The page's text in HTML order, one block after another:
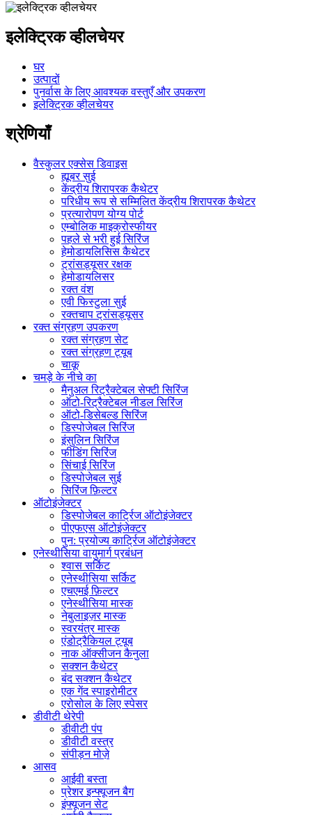
इलेक्ट्रिक व्हीलचेयर
घर
उत्पादों
पुनर्वास के लिए आवश्यक वस्तुएँ और उपकरण
इलेक्ट्रिक व्हीलचेयर
श्रेणियाँ
वैस्कुलर एक्सेस डिवाइस
ह्यूबर सुई
केंद्रीय शिरापरक कैथेटर
परिधीय रूप से सम्मिलित केंद्रीय शिरापरक कैथेटर
प्रत्यारोपण योग्य पोर्ट
एम्बोलिक माइक्रोस्फीयर
पहले से भरी हुई सिरिंज
हेमोडायलिसिस कैथेटर
ट्रांसड्यूसर रक्षक
हेमोडायलिसर
रक्त वंश
एवी फिस्टुला सुई
रक्तचाप ट्रांसड्यूसर
रक्त संग्रहण उपकरण
रक्त संग्रहण सेट
रक्त संग्रहण ट्यूब
चाकू
चमड़े के नीचे का
मैनुअल रिट्रैक्टेबल सेफ्टी सिरिंज
ऑटो-रिट्रैक्टेबल नीडल सिरिंज
ऑटो-डिसेबल्ड सिरिंज
डिस्पोजेबल सिरिंज
इंसुलिन सिरिंज
फीडिंग सिरिंज
सिंचाई सिरिंज
डिस्पोजेबल सुई
सिरिंज फ़िल्टर
ऑटोइंजेक्टर
डिस्पोजेबल कार्ट्रिज ऑटोइंजेक्टर
पीएफएस ऑटोइंजेक्टर
पुन: प्रयोज्य कार्ट्रिज ऑटोइंजेक्टर
एनेस्थीसिया वायुमार्ग प्रबंधन
श्वास सर्किट
एनेस्थीसिया सर्किट
एचएमई फ़िल्टर
एनेस्थीसिया मास्क
नेबुलाइज़र मास्क
स्वरयंत्र मास्क
एंडोट्रैकियल ट्यूब
नाक ऑक्सीजन कैनुला
सक्शन कैथेटर
बंद सक्शन कैथेटर
एक गेंद स्पाइरोमीटर
एरोसोल के लिए स्पेसर
डीवीटी थेरेपी
डीवीटी पंप
डीवीटी वस्त्र
संपीड़न मोज़े
आसव
आईवी बस्ता
प्रेशर इन्फ्यूजन बैग
इंफ्यूजन सेट